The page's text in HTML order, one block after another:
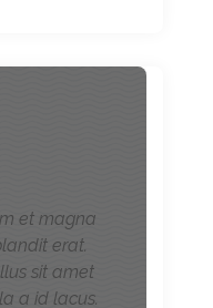
et magna
erat.
sit amet
a id lacus.